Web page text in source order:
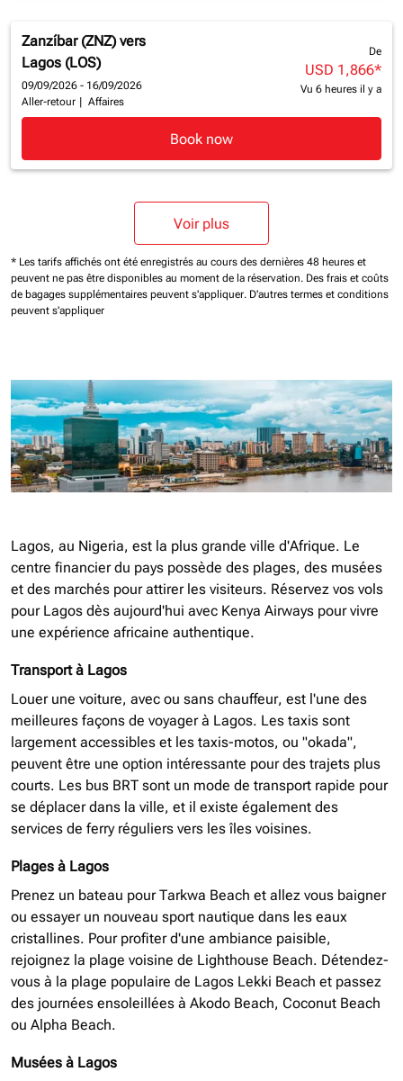
Zanzíbar (ZNZ) vers
Lagos (LOS)
09/09/2026 - 16/09/2026
Aller-retour
Affaires
De
USD 1,866*
Vu 6 heures il y a
Book now
Voir plus
* Les tarifs affichés ont été enregistrés au cours des dernières 48 heures et
peuvent ne pas être disponibles au moment de la réservation. Des frais et coûts
de bagages supplémentaires peuvent s'appliquer. D'autres termes et conditions
peuvent s'appliquer
Lagos, au Nigeria, est la plus grande ville d'Afrique. Le
centre financier du pays possède des plages, des musées
et des marchés pour attirer les visiteurs. Réservez vos vols
pour Lagos dès aujourd'hui avec Kenya Airways pour vivre
une expérience africaine authentique.
Transport à Lagos
Louer une voiture, avec ou sans chauffeur, est l'une des
meilleures façons de voyager à Lagos. Les taxis sont
largement accessibles et les taxis-motos, ou "okada",
peuvent être une option intéressante pour des trajets plus
courts. Les bus BRT sont un mode de transport rapide pour
se déplacer dans la ville, et il existe également des
services de ferry réguliers vers les îles voisines.
Plages à Lagos
Prenez un bateau pour Tarkwa Beach et allez vous baigner
ou essayer un nouveau sport nautique dans les eaux
cristallines. Pour profiter d'une ambiance paisible,
rejoignez la plage voisine de Lighthouse Beach. Détendez-
vous à la plage populaire de Lagos Lekki Beach et passez
des journées ensoleillées à Akodo Beach, Coconut Beach
ou Alpha Beach.
Musées à Lagos